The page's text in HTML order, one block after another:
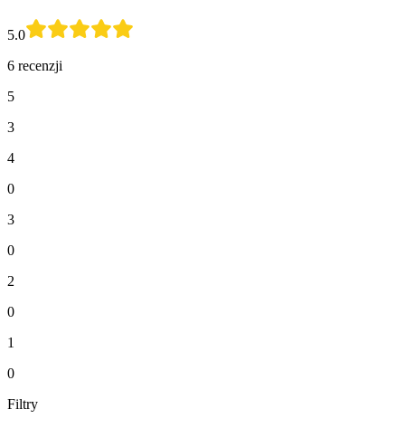
5.0
6 recenzji
5
3
4
0
3
0
2
0
1
0
Filtry